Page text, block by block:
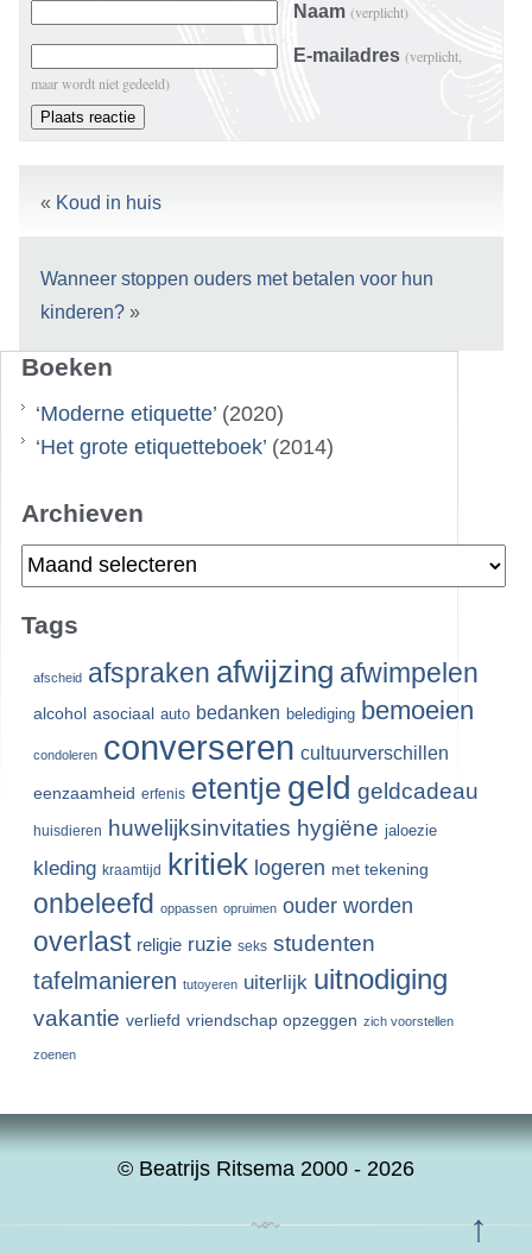
↑
Naam (verplicht)
E-mailadres (verplicht,
maar wordt niet gedeeld)
« Koud in huis
Wanneer stoppen ouders met betalen voor hun
kinderen? »
Boeken
‘Moderne etiquette’ (2020)
‘Het grote etiquetteboek’ (2014)
Archieven
Archieven
Tags
afscheid afspraken afwijzing afwimpelen
alcohol asociaal auto bedanken belediging bemoeien
condoleren converseren cultuurverschillen
eenzaamheid erfenis etentje geld geldcadeau
huisdieren huwelijksinvitaties hygiëne jaloezie
kleding kraamtijd kritiek logeren met tekening
onbeleefd oppassen opruimen ouder worden
overlast religie ruzie seks studenten
tafelmanieren tutoyeren uiterlijk uitnodiging
vakantie verliefd vriendschap opzeggen zich voorstellen
zoenen
© Beatrijs Ritsema 2000 - 2026